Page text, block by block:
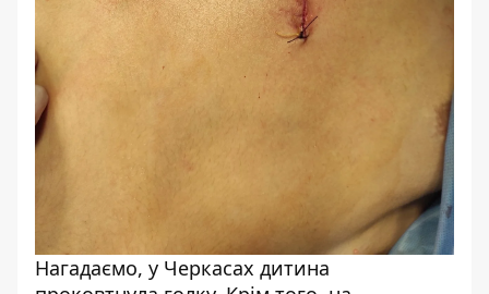
Нагадаємо, у Черкасах дитина